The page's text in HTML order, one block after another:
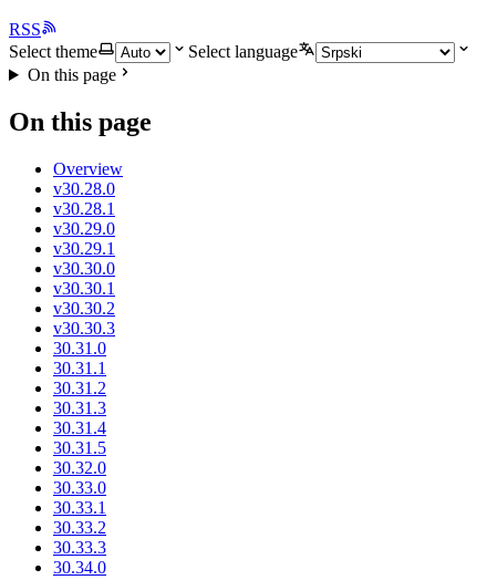
RSS
Select theme
Select language
On this page
On this page
Overview
v30.28.0
v30.28.1
v30.29.0
v30.29.1
v30.30.0
v30.30.1
v30.30.2
v30.30.3
30.31.0
30.31.1
30.31.2
30.31.3
30.31.4
30.31.5
30.32.0
30.33.0
30.33.1
30.33.2
30.33.3
30.34.0